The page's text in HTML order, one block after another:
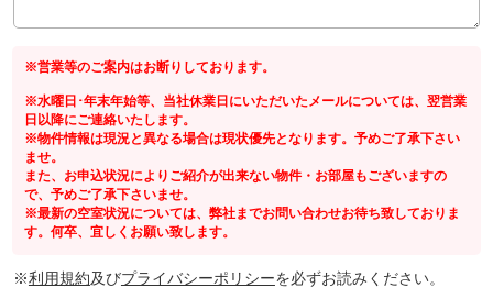
※営業等のご案内はお断りしております。
※水曜日･年末年始等、当社休業日にいただいたメールについては、翌営業
日以降にご連絡いたします。
※物件情報は現況と異なる場合は現状優先となります。予めご了承下さい
ませ。
また、お申込状況によりご紹介が出来ない物件・お部屋もございますの
で、予めご了承下さいませ。
※最新の空室状況については、弊社までお問い合わせお待ち致しておりま
す。何卒、宜しくお願い致します。
※利用規約及びプライバシーポリシーを必ずお読みください。